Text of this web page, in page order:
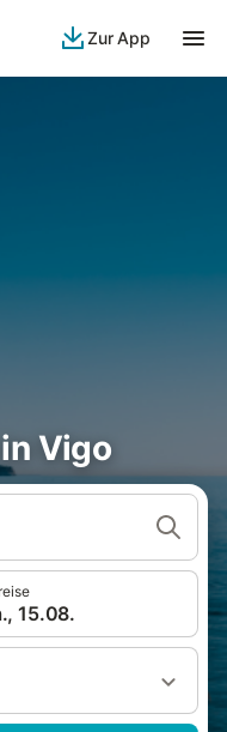
Zur App
Vigo
15.08.